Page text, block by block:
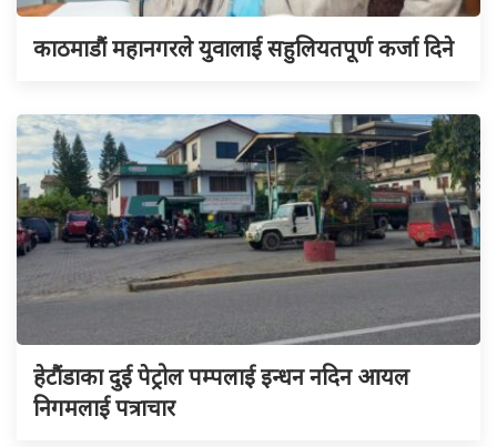
काठमाडौं महानगरले युवालाई सहुलियतपूर्ण कर्जा दिने
हेटौंडाका दुई पेट्रोल पम्पलाई इन्धन नदिन आयल
निगमलाई पत्राचार